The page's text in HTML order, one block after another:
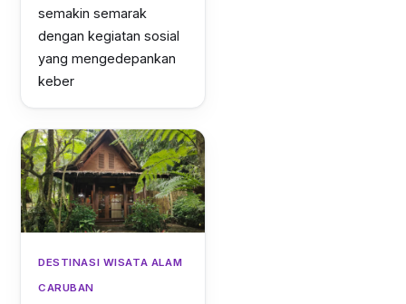
semakin semarak
dengan kegiatan sosial
yang mengedepankan
keber
DESTINASI WISATA ALAM
CARUBAN